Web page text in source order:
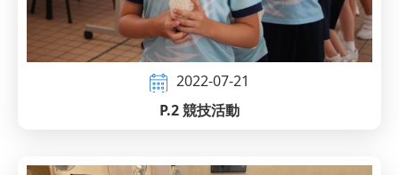
2022-07-21
P.2 競技活動